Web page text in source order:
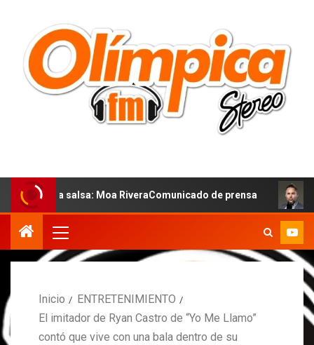
salsa: Moa RiveraComunicado de prensa MARCOS
Inicio
ENTRETENIMIENTO
El imitador de Ryan Castro de “Yo Me Llamo”
contó que vive con una bala dentro de su